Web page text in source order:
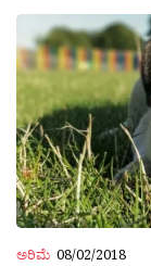
ಅರಿಮೆ 08/02/2018